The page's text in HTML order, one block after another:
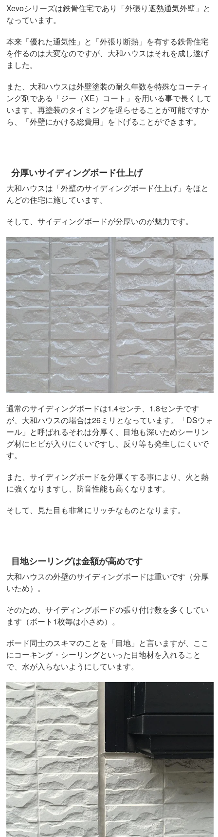
Xevoシリーズは鉄骨住宅であり「外張り遮熱通気外壁」と
なっています。
本来「優れた通気性」と「外張り断熱」を有する鉄骨住宅
を作るのは大変なのですが、大和ハウスはそれを成し遂げ
ました。
また、大和ハウスは外壁塗装の耐久年数を特殊なコーティ
ング剤である「ジー（XE）コート」を用いる事で長くして
います。再塗装のタイミングを遅らせることが可能ですか
ら、「外壁にかける総費用」を下げることができます。
分厚いサイディングボード仕上げ
大和ハウスは「外壁のサイディングボード仕上げ」をほと
んどの住宅に施しています。
そして、サイディングボードが分厚いのが魅力です。
通常のサイディングボードは1.4センチ、1.8センチです
が、大和ハウスの場合は26ミリとなっています。「DSウォ
ール」と呼ばれるそれは分厚く、目地も深いためシーリン
グ材にヒビが入りにくいですし、反り等も発生しにくいで
す。
また、サイディングボードを分厚くする事により、火と熱
に強くなりますし、防音性能も高くなります。
そして、見た目も非常にリッチなものとなります。
目地シーリングは金額が高めです
大和ハウスの外壁のサイディングボードは重いです（分厚
いため）。
そのため、サイディングボードの張り付け数を多くしてい
ます（ボート1枚毎は小さめ）。
ボード同士のスキマのことを「目地」と言いますが、ここ
にコーキング・シーリングといった目地材を入れること
で、水が入らないようにしています。